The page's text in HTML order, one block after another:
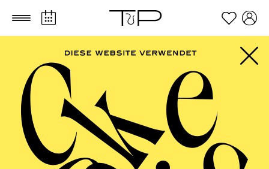
Zum Hauptinhalt springen Zum Footer springen
AALTO BALLETT